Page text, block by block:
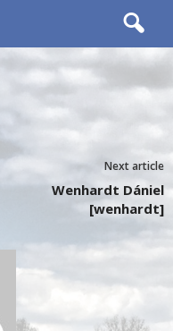
Next article
Wenhardt Dániel
[wenhardt]